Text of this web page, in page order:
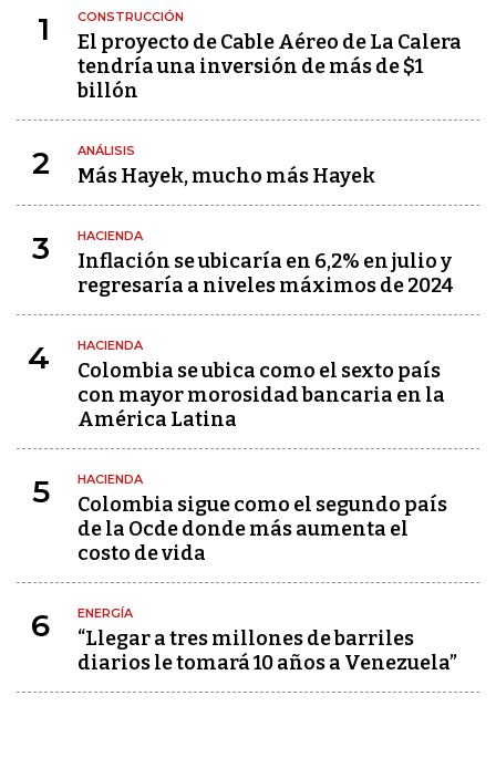
1 CONSTRUCCIÓN
El proyecto de Cable Aéreo de La Calera
tendría una inversión de más de $1
billón
2 ANÁLISIS
Más Hayek, mucho más Hayek
3 HACIENDA
Inflación se ubicaría en 6,2% en julio y
regresaría a niveles máximos de 2024
4 HACIENDA
Colombia se ubica como el sexto país
con mayor morosidad bancaria en la
América Latina
5 HACIENDA
Colombia sigue como el segundo país
de la Ocde donde más aumenta el
costo de vida
6 ENERGÍA
“Llegar a tres millones de barriles
diarios le tomará 10 años a Venezuela”